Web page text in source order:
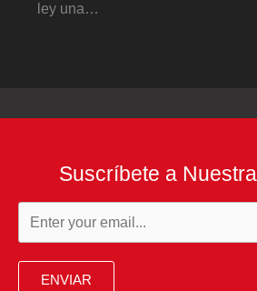
ley una…
Suscríbete a
ENVIAR